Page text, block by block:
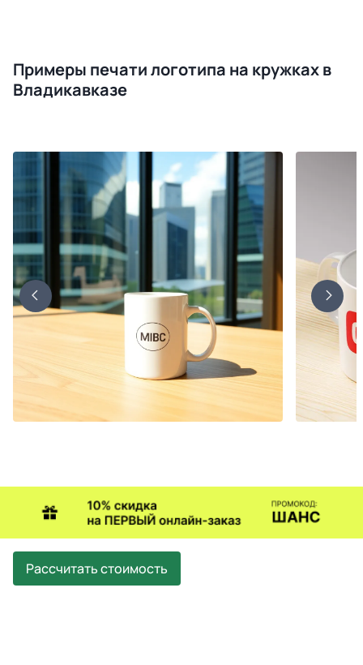
Примеры печати логотипа на кружках в
Владикавказе
Рассчитать стоимость